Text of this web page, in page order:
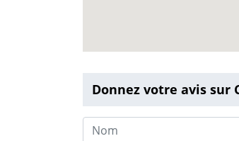
Donnez votre avis sur